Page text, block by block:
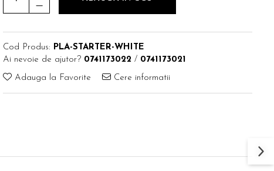
Cod Produs: PLA-STARTER-WHITE
Ai nevoie de ajutor? 0741173022 / 0741173021
Adauga la Favorite Cere informatii